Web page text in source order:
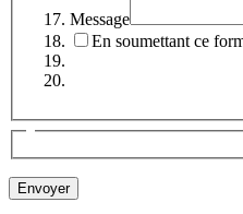
Message
En soumettant ce